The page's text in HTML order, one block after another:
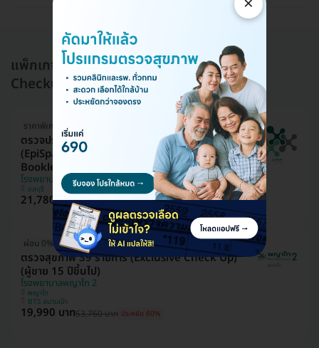
แพ็กเกจอื่นใน โปรแกรมตรวจสุขภาพ (Health
Checkup)
ราคาพิเศษถึง 16 ส.ค. เท่านั้น
ตรวจประเมินอายุเซลล์และความเสื่อมของระบบอวัยวะ
(EpiSpan for Epigenetics 11 System with
Booklet)
โรงพยาบาลพญาไท ศรีราชา
ชลบุรี
21,780 บาท27,435 บาท ประหยัด 21%
ผ่อน 0% ได้
ตรวจสุขภาพ 39 รายการ (Exclusive Check Up)
(ผู้ชาย 15 ปีขึ้นไป)
โรงพยาบาลพญาไท 2
พญาไท
BTS สนามเป้า
19,990 บาท53,760 บาท ประหยัด 60%